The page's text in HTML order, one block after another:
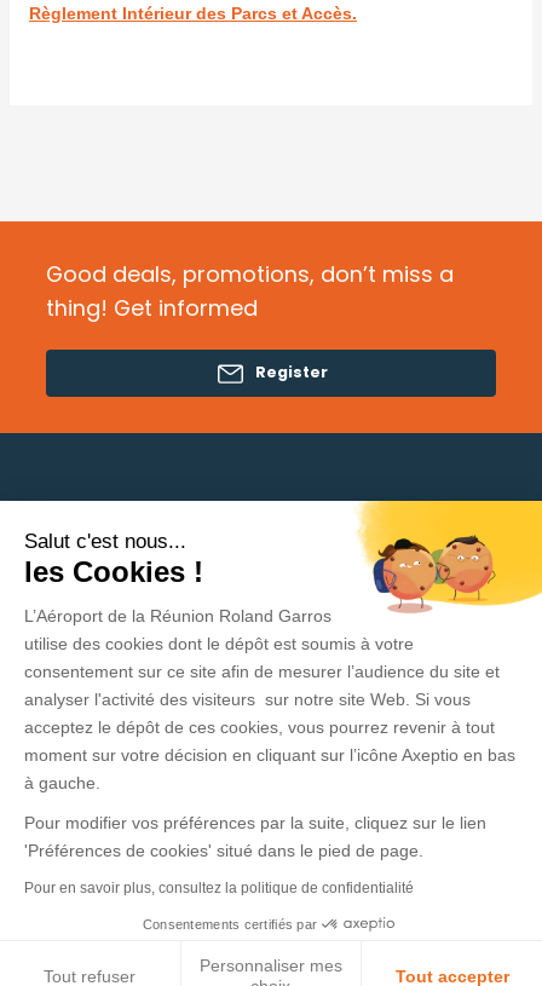
Salut c'est nous...
les Cookies !
L’Aéroport de la Réunion Roland Garros
utilise des cookies dont le dépôt est soumis à votre
consentement sur ce site afin de mesurer l’audience du site et
analyser l'activité des visiteurs sur notre site Web. Si vous
acceptez le dépôt de ces cookies, vous pourrez revenir à tout
moment sur votre décision en cliquant sur l’icône Axeptio en bas
à gauche.
Pour modifier vos préférences par la suite, cliquez sur le lien
'Préférences de cookies' situé dans le pied de page.
Pour en savoir plus, consultez la politique de confidentialité
Consentements certifiés par
Tout refuser
Personnaliser mes
Tout accepter
Règlement Intérieur des Parcs et Accès.
Good deals, promotions, don’t miss a
thing! Get informed
Register
Need help?
Privacy Policy
Legal Information
Contact
General Conditions of sale and use